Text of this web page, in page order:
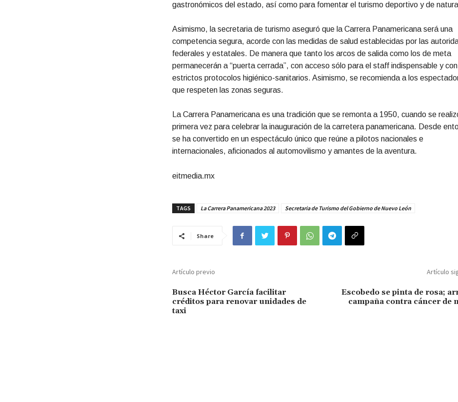
gastronómicos del estado, así como para fomentar el turismo deportivo y de
Asimismo, la secretaria de turismo aseguró que la Carrera Panamericana será una
competencia segura, acorde con las medidas de salud establecidas por las
federales y estatales. De manera que tanto los arcos de salida como los de meta
permanecerán a “puerta cerrada”, con acceso sólo para el staff indispensable y con
estrictos protocolos higiénico-sanitarios. Asimismo, se recomienda a los
que respeten las zonas seguras.
La Carrera Panamericana es una tradición que se remonta a 1950, cuando se
primera vez para celebrar la inauguración de la carretera panamericana. Desde
se ha convertido en un espectáculo único que reúne a pilotos nacionales e
internacionales, aficionados al automovilismo y amantes de la aventura.
eitmedia.mx
TAGS La Carrera Panamericana 2023 Secretaria de Turismo del Gobierno de Nuevo León
Share
Artículo previo Artículo